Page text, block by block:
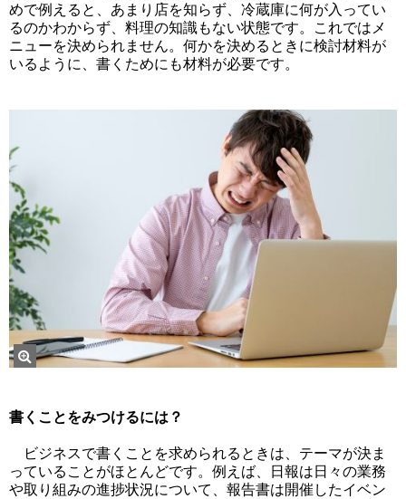
めで例えると、あまり店を知らず、冷蔵庫に何が入ってい
るのかわからず、料理の知識もない状態です。これではメ
ニューを決められません。何かを決めるときに検討材料が
いるように、書くためにも材料が必要です。
書くことをみつけるには？
ビジネスで書くことを求められるときは、テーマが決ま
っていることがほとんどです。例えば、日報は日々の業務
や取り組みの進捗状況について、報告書は開催したイベン